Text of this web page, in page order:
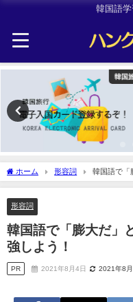
韓国語
ホーム 形容詞 韓国語で「
形容詞
韓国語で「膨大だ」
強しよう！
PR 2021年8月4日 2021年8月